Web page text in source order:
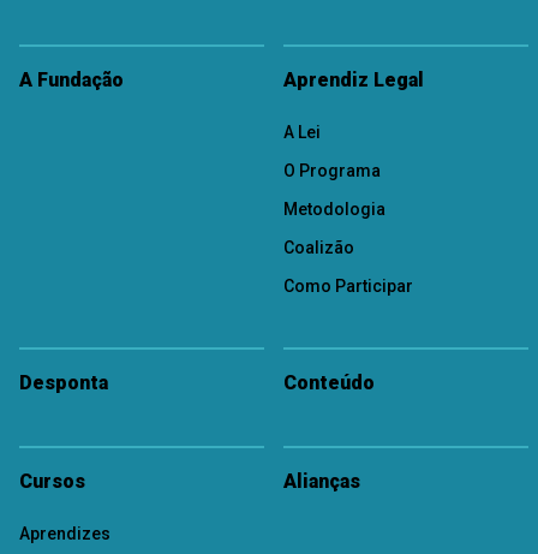
A Fundação Aprendiz Legal
A Lei
O Programa
Metodologia
Coalizão
Como Participar
Desponta Conteúdo
Cursos
Aprendizes
Alianças